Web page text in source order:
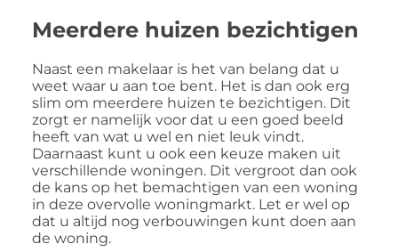
Meerdere huizen bezichtigen
Naast een makelaar is het van belang dat u
weet waar u aan toe bent. Het is dan ook erg
slim om meerdere huizen te bezichtigen. Dit
zorgt er namelijk voor dat u een goed beeld
heeft van wat u wel en niet leuk vindt.
Daarnaast kunt u ook een keuze maken uit
verschillende woningen. Dit vergroot dan ook
de kans op het bemachtigen van een woning
in deze overvolle woningmarkt. Let er wel op
dat u altijd nog verbouwingen kunt doen aan
de woning.